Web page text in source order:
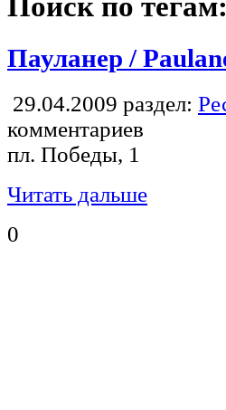
Поиск по
Пауланер /
29.04.2009 раздел:
комментариев
пл. Победы, 1
Читать дальше
0